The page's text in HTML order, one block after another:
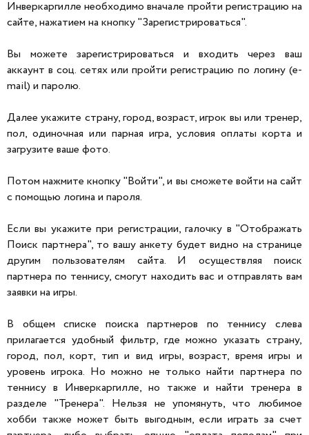
Инверкаргилле необходимо вначале пройти регистрацию на
сайте, нажатием на кнопку "Зарегистрироваться".
Вы можете зарегистрироваться и входить через ваш
аккаунт в соц. сетях или пройти регистрацию по логину (e-
mail) и паролю.
Далее укажите страну, город, возраст, игрок вы или тренер,
пол, одиночная или парная игра, условия оплаты корта и
загрузите ваше фото.
Потом нажмите кнопку "Войти", и вы сможете войти на сайт
с помощью логина и пароля.
Если вы укажите при регистрации, галочку в "Отображать
Поиск партнера", то вашу анкету будет видно на странице
другим пользователям сайта. И осуществляя поиск
партнера по теннису, смогут находить вас и отправлять вам
заявки на игры.
В общем списке поиска партнеров по теннису слева
прилагается удобный фильтр, где можно указать страну,
город, пол, корт, тип и вид игры, возраст, время игры и
уровень игрока. Но можно не только найти партнера по
теннису в Инверкаргилле, но также и найти тренера в
разделе "Тренера". Нельзя не упомянуть, что любимое
хобби также может быть выгодным, если играть за счет